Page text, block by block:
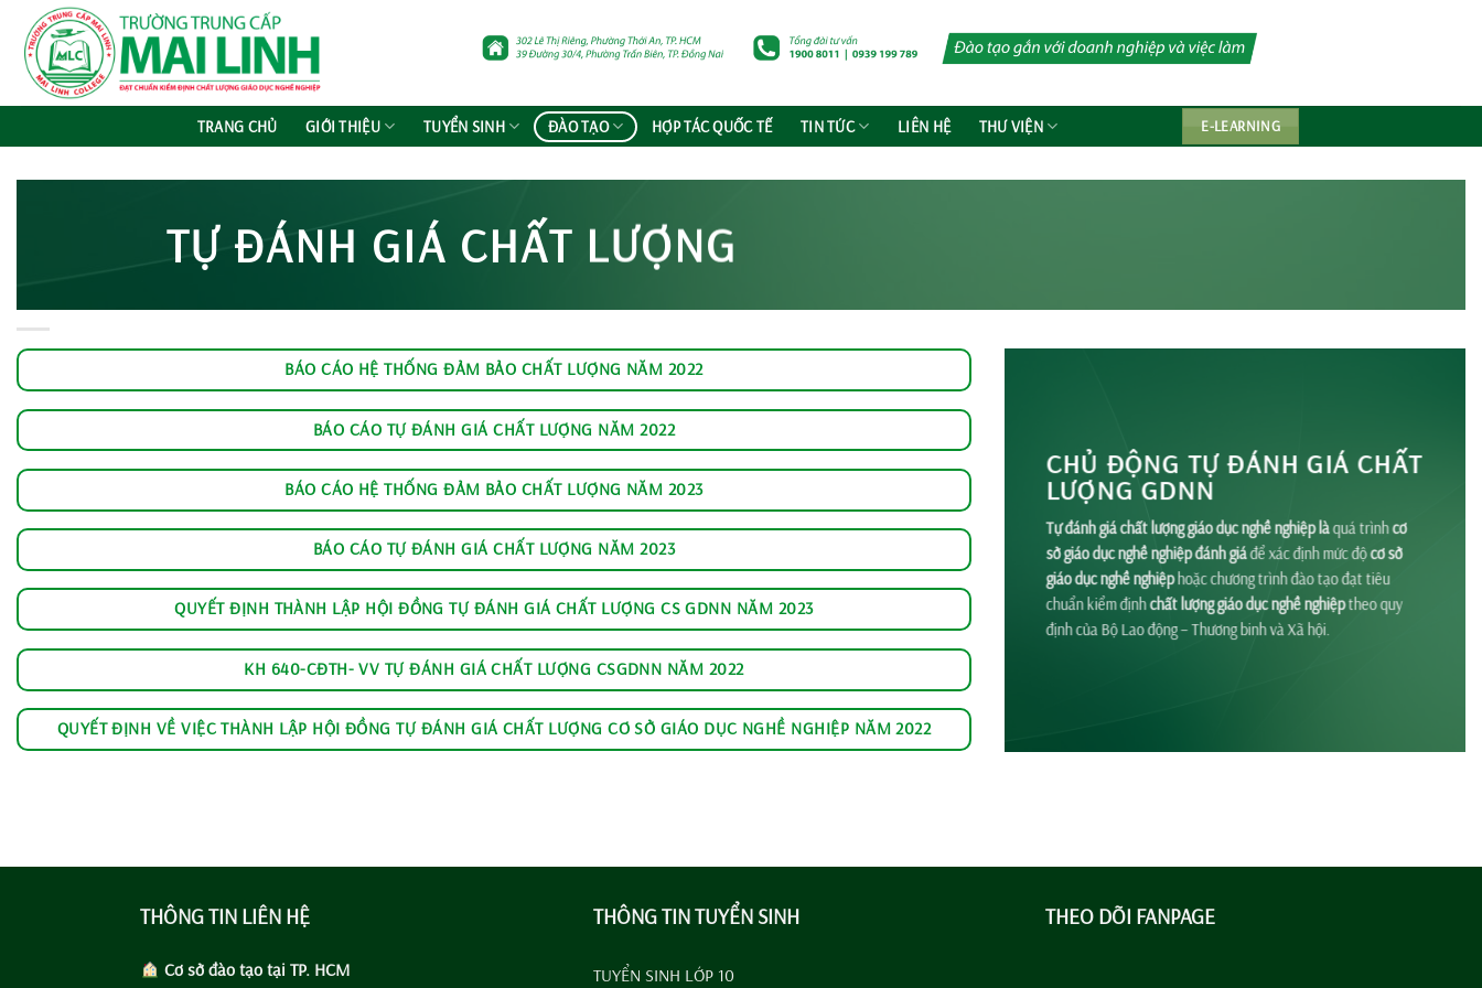
Chuyển
TRANG CHỦ GIỚI THIỆU TUYỂN SINH ĐÀO TẠO HỢP TÁC QUỐC TẾ TIN TỨC LIÊN HỆ THƯ VIỆN E-LEARNING
TỰ ĐÁNH GIÁ CHẤT LƯỢNG
BÁO CÁO HỆ THỐNG ĐẢM BẢO CHẤT LƯỢNG NĂM 2022
BÁO CÁO TỰ ĐÁNH GIÁ CHẤT LƯỢNG NĂM 2022
BÁO CÁO HỆ THỐNG ĐẢM BẢO CHẤT LƯỢNG NĂM 2023
BÁO CÁO TỰ ĐÁNH GIÁ CHẤT LƯỢNG NĂM 2023
QUYẾT ĐỊNH THÀNH LẬP HỘI ĐỒNG TỰ ĐÁNH GIÁ CHẤT LƯỢNG CS GDNN NĂM 2023
KH 640-CĐTH- VV TỰ ĐÁNH GIÁ CHẤT LƯỢNG CSGDNN NĂM 2022
QUYẾT ĐỊNH VỀ VIỆC THÀNH LẬP HỘI ĐỒNG TỰ ĐÁNH GIÁ CHẤT LƯỢNG CƠ SỞ GIÁO DỤC NGHỀ NGHIỆP NĂM 2022
CHỦ ĐỘNG TỰ ĐÁNH GIÁ CHẤT
LƯỢNG GDNN
Tự đánh giá chất lượng giáo dục nghề nghiệp làquá trìnhcơ
sở giáo dục nghề nghiệp đánh giáđể xác định mức độcơ sở
giáo dục nghề nghiệphoặc chương trình đào tạo đạt tiêu
chuẩn kiểm địnhchất lượng giáo dục nghề nghiệptheo quy
định của Bộ Lao động – Thương binh và Xã hội.
THÔNG TIN LIÊN HỆ
Cơ sở đào tạo tại TP. HCM
THÔNG TIN TUYỂN SINH
TUYỂN SINH LỚP 10
THEO DÕI FANPAGE